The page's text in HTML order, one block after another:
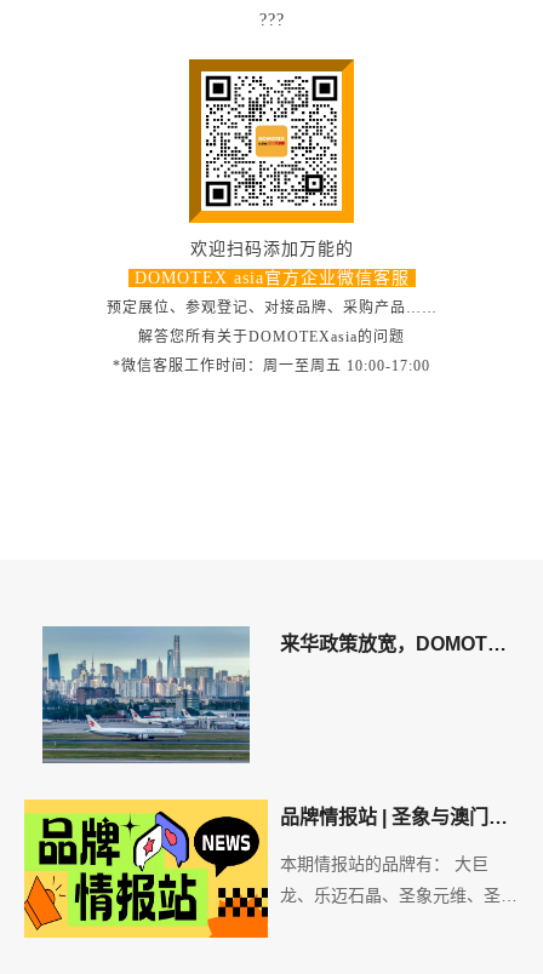
???
欢迎扫码添加万能的
DOMOTEX asia官方企业微信客服
预定展位、参观登记、对接品牌、采购产品……
解答您所有关于DOMOTEXasia的问题
*微信客服工作时间：周一至周五 10:00-17:00
来华政策放宽，DOMOTEX
品牌情报站 | 圣象与澳门体
育签约；瑞鑫地毯、共创草
坪亮相第八届进博会等
本期情报站的品牌有： 大巨
龙、乐迈石晶、圣象元维、圣象